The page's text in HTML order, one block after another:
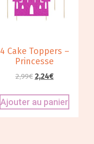
4 Cake Toppers –
Princesse
2,99€ 2,24€
Ajouter au panier